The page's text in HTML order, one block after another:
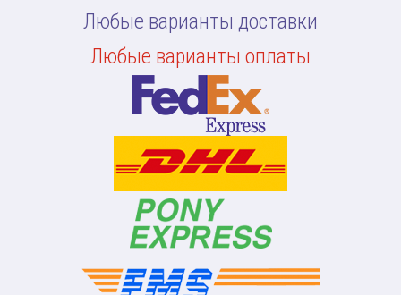
Любые варианты доставки
Любые варианты оплаты